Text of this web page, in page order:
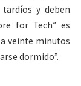
y deben
for Tech” es
veinte minutos
dormido”.